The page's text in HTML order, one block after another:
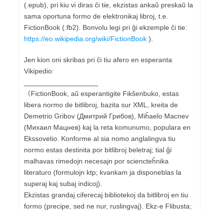
(.epub), pri kiu vi diras ĉi tie, ekzistas ankaŭ preskaŭ la
sama oportuna formo de elektronikaj libroj, t.e.
FictionBook (.fb2). Bonvolu legi pri ĝi ekzemple ĉi tie:
https://eo.wikipedia.org/wiki/FictionBook ).
Jen kion oni skribas pri ĉi tiu afero en esperanta
Vikipedio:
《FictionBook, aŭ esperantigite Fikŝenbuko, estas
libera normo de bitlibroj, bazita sur XML, kreita de
Demetrio Gribov (Дмитрий Грибов), Miĥaelo Macnev
(Михаил Мацнев) kaj la reta komunumo, populara en
Ekssovetio. Konforme al sia nomo anglalingva tiu
normo estas destinita por bitlibroj beletraj; tial ĝi
malhavas rimedojn necesajn por sciencteĥnika
literaturo (formulojn ktp; kvankam ja disponeblas la
superaj kaj subaj indicoj).
Ekzistas grandaj ciferecaj bibliotekoj da bitlibroj en tiu
formo (precipe, sed ne nur, ruslingvaj). Ekz-e Flibusta;